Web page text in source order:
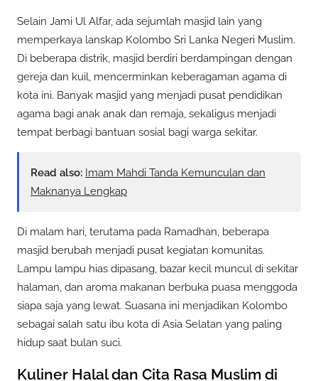
Selain Jami Ul Alfar, ada sejumlah masjid lain yang
memperkaya lanskap Kolombo Sri Lanka Negeri Muslim.
Di beberapa distrik, masjid berdiri berdampingan dengan
gereja dan kuil, mencerminkan keberagaman agama di
kota ini. Banyak masjid yang menjadi pusat pendidikan
agama bagi anak anak dan remaja, sekaligus menjadi
tempat berbagi bantuan sosial bagi warga sekitar.
Read also: Imam Mahdi Tanda Kemunculan dan
Maknanya Lengkap
Di malam hari, terutama pada Ramadhan, beberapa
masjid berubah menjadi pusat kegiatan komunitas.
Lampu lampu hias dipasang, bazar kecil muncul di sekitar
halaman, dan aroma makanan berbuka puasa menggoda
siapa saja yang lewat. Suasana ini menjadikan Kolombo
sebagai salah satu ibu kota di Asia Selatan yang paling
hidup saat bulan suci.
Kuliner Halal dan Cita Rasa Muslim di